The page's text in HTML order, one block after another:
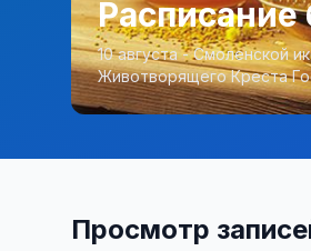
Расписание
10 августа - Смоленской
Животворящего Креста
Просмотр